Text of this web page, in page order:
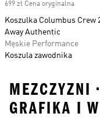
699 zł Cena oryginalna
Koszulka Columbus Crew
Away Authentic
Męskie Performance
Koszula zawodnika
MEZCZYZNI
GRAFIKA I